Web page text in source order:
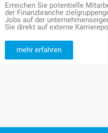
Erreichen Sie potentielle
der Finanzbranche
Jobs auf der
Sie direkt auf externe
mehr erfahren